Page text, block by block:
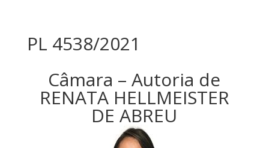
PL 4538/2021
Câmara – Autoria de
RENATA HELLMEISTER
DE ABREU